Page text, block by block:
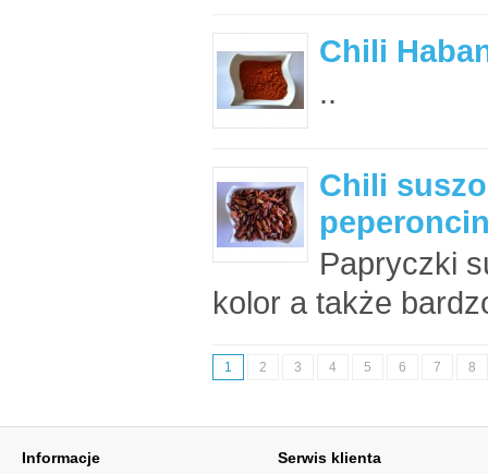
Chili
..
Chili
Papryczki
kolor a także
1 2 3 4 5 6 7 8
Informacje Serwis klienta